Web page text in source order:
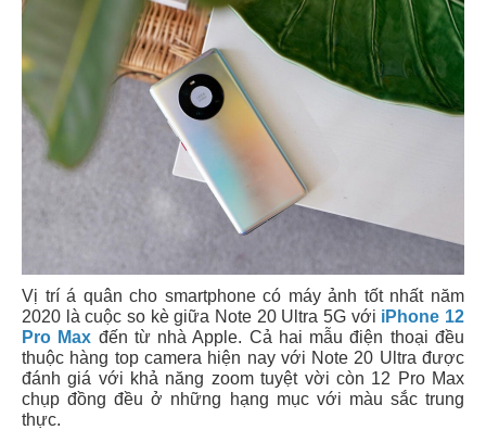
Vị trí á quân cho smartphone có máy ảnh tốt nhất năm
2020 là cuộc so kè giữa Note 20 Ultra 5G với iPhone 12
Pro Max đến từ nhà Apple. Cả hai mẫu điện thoại đều
thuộc hàng top camera hiện nay với Note 20 Ultra được
đánh giá với khả năng zoom tuyệt vời còn 12 Pro Max
chụp đồng đều ở những hạng mục với màu sắc trung
thực.